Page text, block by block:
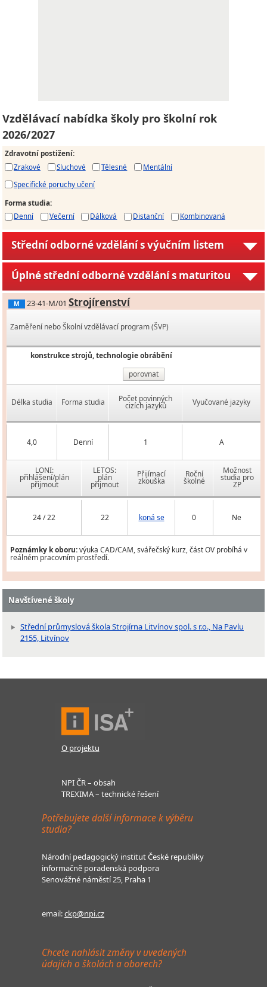
Vzdělávací nabídka školy pro školní rok
2026/2027
Zdravotní postižení:
Zrakové
Sluchové Tělesné
Mentální
Specifické poruchy učení
Forma studia:
Denní
Večerní Dálková Distanční Kombinovaná
Střední odborné vzdělání s výučním listem
Úplné střední odborné vzdělání s maturitou
M 23-41-M/01 Strojírenství
Zaměření nebo Školní vzdělávací program (ŠVP)
konstrukce strojů, technologie obrábění
porovnat
Délka studia Forma studia Počet povinných
cizích jazyků Vyučované jazyky
4,0 Denní 1 A
LONI:
přihlášení/plán
přijmout
LETOS:
plán
přijmout
Přijímací
zkouška
Roční
školné
Možnost
studia pro
ZP
24 / 22 22 koná se 0 Ne
Poznámky k oboru:výuka CAD/CAM, svářečský kurz, část OV probíhá v
reálném pracovním prostředí.
Navštívené školy
Střední průmyslová škola Strojírna Litvínov spol. s r.o., Na Pavlu
2155, Litvínov
O projektu
NPI ČR – obsah
TREXIMA – technické řešení
Potřebujete další informace k výběru
studia?
Národní pedagogický institut České republiky
informačně poradenská podpora
Senovážné náměstí 25, Praha 1
email:ckp@npi.cz
Chcete nahlásit změny v uvedených
údajích o školách a oborech?